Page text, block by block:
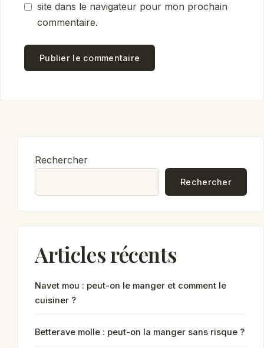
site dans le navigateur pour mon prochain
commentaire.
Rechercher
Rechercher
Articles récents
Navet mou : peut-on le manger et comment le
cuisiner ?
Betterave molle : peut-on la manger sans risque ?